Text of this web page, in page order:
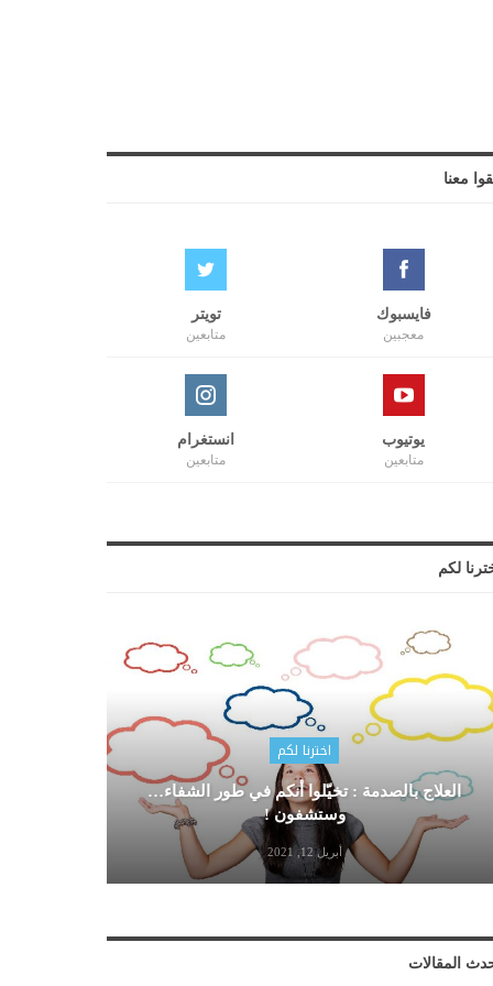
معنا
فايسبوك
معجبين
تويتر
متابعين
يوتيوب
متابعين
انستغرام
متابعين
لكم
اخترنا لكم
العلاج بالصدمة : تخيّلوا أنكم في طور الشفاء…
وستشفون !
أبريل 12, 2021
المقالات